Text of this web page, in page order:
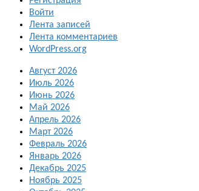
Войти
Лента записей
Лента комментариев
WordPress.org
Август 2026
Июль 2026
Июнь 2026
Май 2026
Апрель 2026
Март 2026
Февраль 2026
Январь 2026
Декабрь 2025
Ноябрь 2025